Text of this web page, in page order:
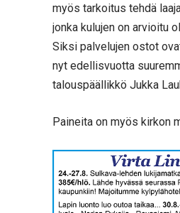
myös tarkoitus tehdä
jonka kulujen on arvioitu
Siksi palvelujen ostot
nyt edellisvuotta
talouspäällikkö Jukka
Paineita on myös kirkon